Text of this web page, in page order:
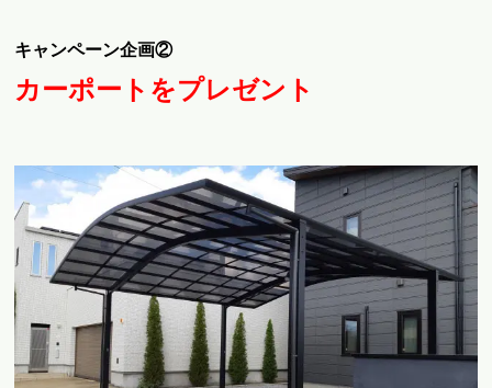
キャンペーン企画②
カーポートをプレゼント